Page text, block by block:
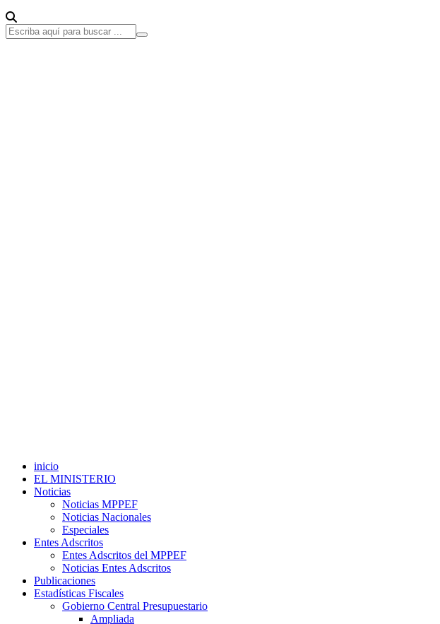
inicio
EL MINISTERIO
Noticias
Noticias MPPEF
Noticias Nacionales
Especiales
Entes Adscritos
Entes Adscritos del MPPEF
Noticias Entes Adscritos
Publicaciones
Estadísticas Fiscales
Gobierno Central Presupuestario
Ampliada